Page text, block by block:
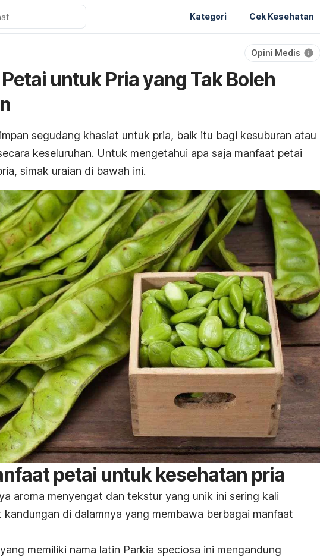
Kategori Cek Kesehatan
Opini Medis
untuk Pria yang Tak Boleh
segudang khasiat untuk pria, baik itu bagi kesuburan atau
keseluruhan. Untuk mengetahui apa saja manfaat petai
simak uraian di bawah ini.
petai untuk kesehatan pria
aroma menyengat dan tekstur yang unik ini sering kali
kandungan di dalamnya yang membawa berbagai manfaat
memiliki nama latin Parkia speciosa ini mengandung